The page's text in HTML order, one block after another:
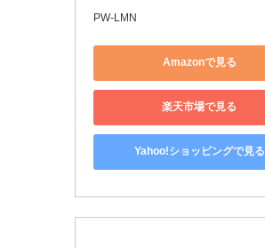
PW-LMN
Amazonで見る
楽天市場で見る
Yahoo!ショッピングで見る